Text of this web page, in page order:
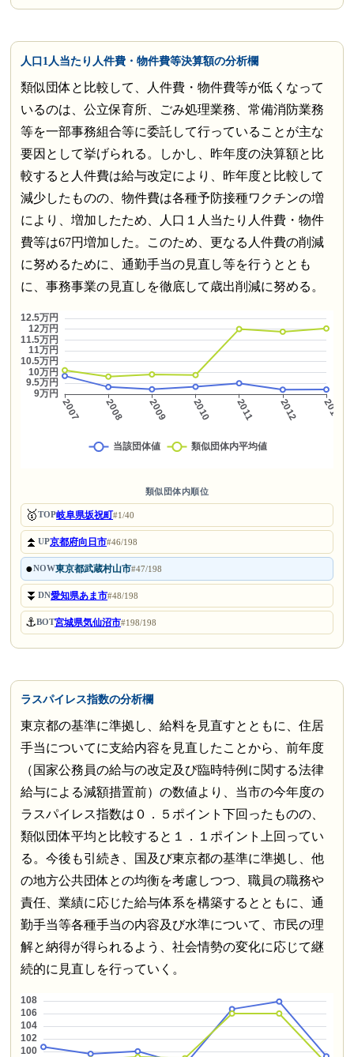
人口1人当たり人件費・物件費等決算額の分析欄
類似団体と比較して、人件費・物件費等が低くなって
いるのは、公立保育所、ごみ処理業務、常備消防業務
等を一部事務組合等に委託して行っていることが主な
要因として挙げられる。しかし、昨年度の決算額と比
較すると人件費は給与改定により、昨年度と比較して
減少したものの、物件費は各種予防接種ワクチンの増
により、増加したため、人口１人当たり人件費・物件
費等は67円増加した。このため、更なる人件費の削減
に努めるために、通勤手当の見直し等を行うととも
に、事務事業の見直しを徹底して歳出削減に努める。
類似団体内順位
🥇TOP岐阜県坂祝町#1/40
⏫UP京都府向日市#46/198
●NOW東京都武蔵村山市#47/198
⏬DN愛知県あま市#48/198
⚓BOT宮城県気仙沼市#198/198
ラスパイレス指数の分析欄
東京都の基準に準拠し、給料を見直すとともに、住居
手当についてに支給内容を見直したことから、前年度
（国家公務員の給与の改定及び臨時特例に関する法律
給与による減額措置前）の数値より、当市の今年度の
ラスパイレス指数は０．５ポイント下回ったものの、
類似団体平均と比較すると１．１ポイント上回ってい
る。今後も引続き、国及び東京都の基準に準拠し、他
の地方公共団体との均衡を考慮しつつ、職員の職務や
責任、業績に応じた給与体系を構築するとともに、通
勤手当等各種手当の内容及び水準について、市民の理
解と納得が得られるよう、社会情勢の変化に応じて継
続的に見直しを行っていく。